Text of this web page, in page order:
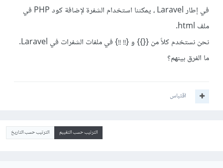
في إطار Laravel ، يمكننا استخدام الشفرة لإضافة كود PHP في
ملف html.
نحن نستخدم كلاً من {{}} و {!! !!} في ملفات الشفرات في Laravel.
ما الفرق بينهم؟
اقتباس
الترتيب حسب التقييم الترتيب حسب التاريخ